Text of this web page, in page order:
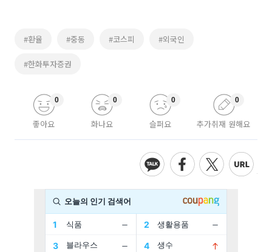
#환율 #중동 #코스피 #외국인
#한화투자증권
좋아요
0
화나요
0
슬퍼요
0
추가취재 원해요
0